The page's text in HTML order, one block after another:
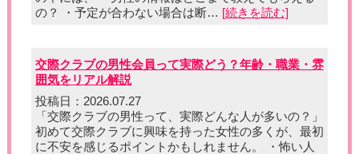
の？ ・予定が合わない場合は断… [続きを読む]
交際クラブの男性会員って実際どう？年齢・職業・雰
囲気をリアル解説
投稿日：2026.07.27
「交際クラブの男性って、実際どんな人が多いの？」
初めて交際クラブに興味を持った女性の多くが、最初
に不安を感じるポイントかもしれません。 ・怖い人